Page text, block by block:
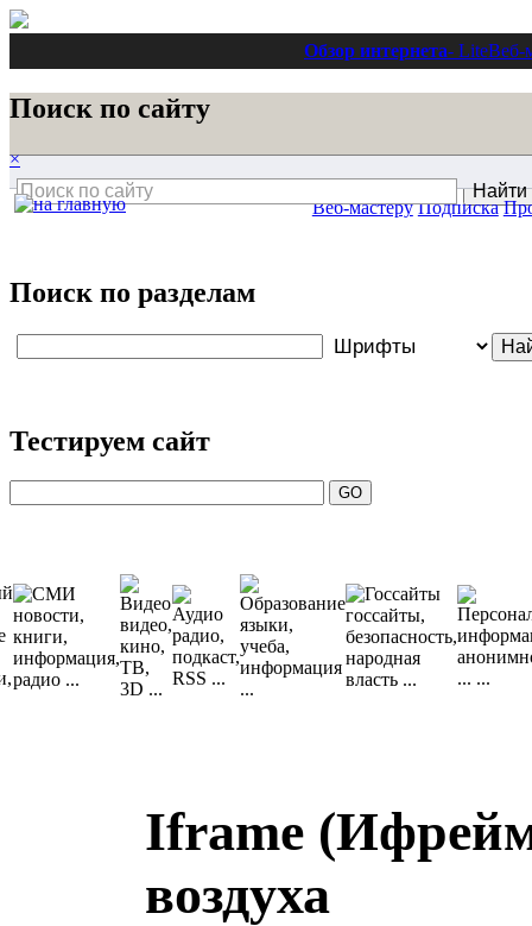
Обзор интернета- LiteВеб-
Поиск по сайту
×
Поиск по разделам
Тестируем сайт
Веб-мастеру Подписка
Iframe
воздуха